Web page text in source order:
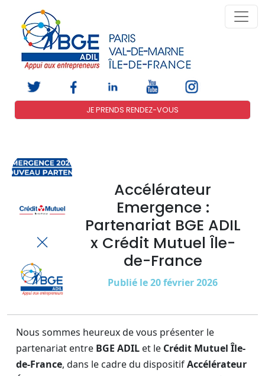
JE PRENDS RENDEZ-VOUS
Accélérateur
Emergence :
Partenariat BGE ADIL
x Crédit Mutuel Île-
de-France
Publié le 20 février 2026
Nous sommes heureux de vous présenter le
partenariat entre BGE ADIL et le Crédit Mutuel Île-
de-France, dans le cadre du dispositifAccélérateur